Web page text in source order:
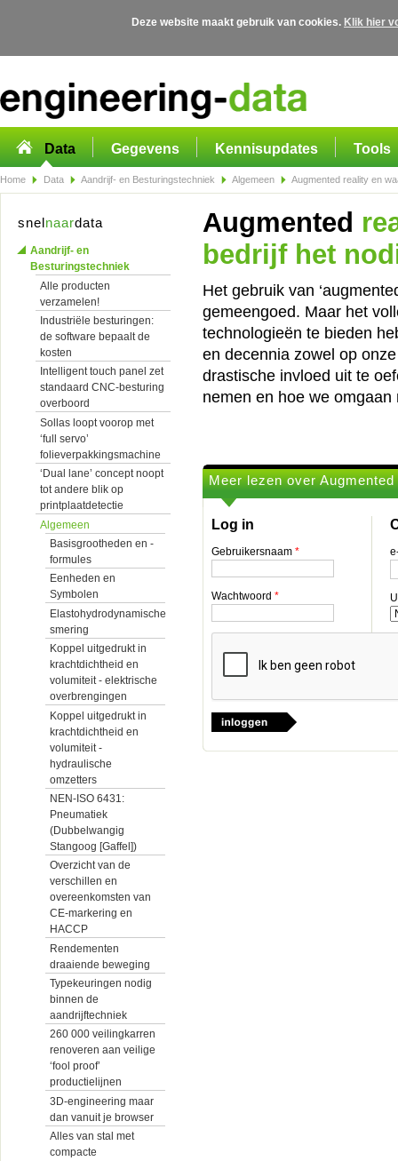
Deze website maakt gebruik van cookies. Klik hier
Data Gegevens Kennisupdates Tools
Home Data Aandrijf- en Besturingstechniek Algemeen Augmented reality en
snelnaardata
Aandrijf- en
Besturingstechniek
Alle producten
verzamelen!
Industriële besturingen:
de software bepaalt de
kosten
Intelligent touch panel zet
standaard CNC-besturing
overboord
Sollas loopt voorop met
‘full servo’
folieverpakkingsmachine
‘Dual lane’ concept noopt
tot andere blik op
printplaatdetectie
Algemeen
Basisgrootheden en -
formules
Eenheden en
Symbolen
Elastohydrodynamische
smering
Koppel uitgedrukt in
krachtdichtheid en
volumiteit - elektrische
overbrengingen
Koppel uitgedrukt in
krachtdichtheid en
volumiteit -
hydraulische
omzetters
NEN-ISO 6431:
Pneumatiek
(Dubbelwangig
Stangoog [Gaffel])
Overzicht van de
verschillen en
overeenkomsten van
CE-markering en
HACCP
Rendementen
draaiende beweging
Typekeuringen nodig
binnen de
aandrijftechniek
260 000 veilingkarren
renoveren aan veilige
‘fool proof’
productielijnen
3D-engineering maar
dan vanuit je browser
Alles van stal met
compacte
Augmented
bedrijf het
Het gebruik van
gemeengoed. Maar het
technologieën te bieden
en decennia zowel op
drastische invloed uit te
nemen en hoe we
Meer lezen over
Log in
Gebruikersnaam *
Wachtwoord *